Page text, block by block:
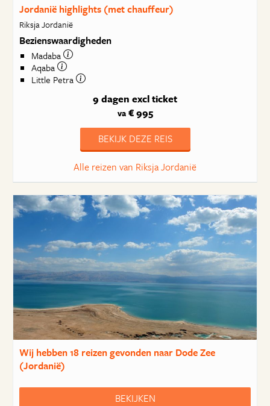
Jordanië highlights (met chauffeur)
Riksja Jordanië
Bezienswaardigheden
Madaba
Aqaba
Little Petra
9 dagen excl ticket
va€ 995
BEKIJK DEZE REIS
Alle reizen van Riksja Jordanië
Wij hebben18 reizengevonden naar Dode Zee
(Jordanië)
BEKIJKEN